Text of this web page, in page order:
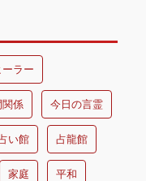
ーラー
関係 今日の言霊
い館 占龍館
家庭 平和